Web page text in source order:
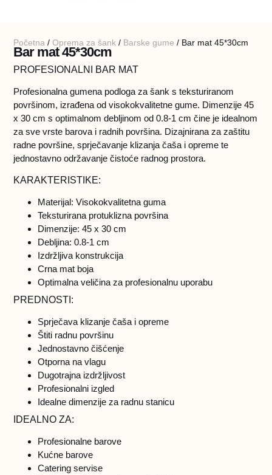
Početna /Oprema za šank / Barske gume / Bar mat 45*30cm
Bar mat 45*30cm
PROFESIONALNI BAR MAT
Profesionalna gumena podloga za šank s teksturiranom
površinom, izrađena od visokokvalitetne gume. Dimenzije 45
x 30 cm s optimalnom debljinom od 0.8-1 cm čine je idealnom
za sve vrste barova i radnih površina. Dizajnirana za zaštitu
radne površine, sprječavanje klizanja čaša i opreme te
jednostavno održavanje čistoće radnog prostora.
KARAKTERISTIKE:
Materijal: Visokokvalitetna guma
Teksturirana protuklizna površina
Dimenzije: 45 x 30 cm
Debljina: 0.8-1 cm
Izdržljiva konstrukcija
Crna mat boja
Optimalna veličina za profesionalnu uporabu
PREDNOSTI:
Sprječava klizanje čaša i opreme
Štiti radnu površinu
Jednostavno čišćenje
Otporna na vlagu
Dugotrajna izdržljivost
Profesionalni izgled
Idealne dimenzije za radnu stanicu
IDEALNO ZA:
Profesionalne barove
Kućne barove
Catering servise